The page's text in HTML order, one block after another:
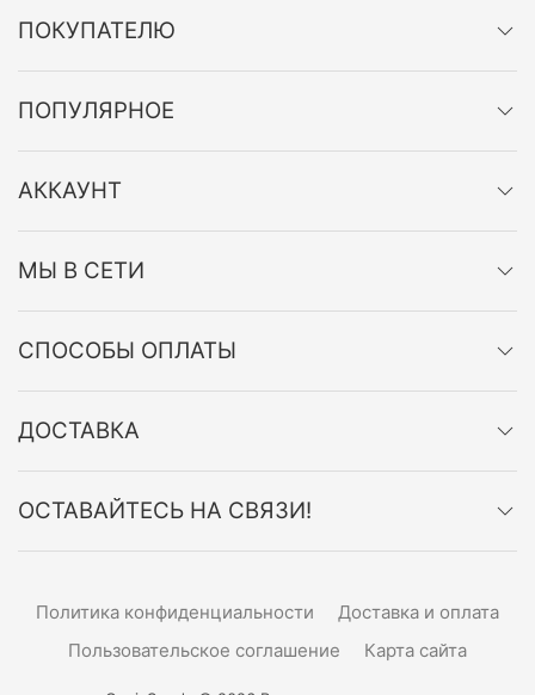
ПОКУПАТЕЛЮ
ПОПУЛЯРНОЕ
АККАУНТ
МЫ В СЕТИ
СПОСОБЫ ОПЛАТЫ
ДОСТАВКА
ОСТАВАЙТЕСЬ НА СВЯЗИ!
Политика конфиденциальности
Доставка и оплата
Пользовательское соглашение
Карта сайта